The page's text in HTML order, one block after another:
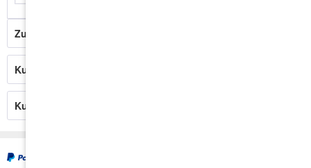
Zubehör
Kunden kauften auch
Kunden haben sich ebenfalls angesehen